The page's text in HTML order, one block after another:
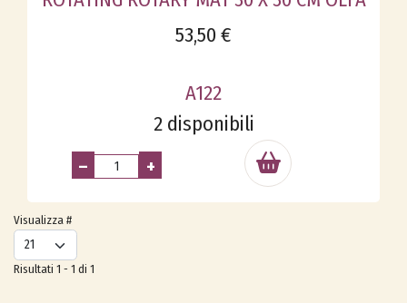
53,50 €
A122
2 disponibili
– +
Visualizza #
Risultati 1 - 1 di 1